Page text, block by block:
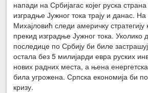
напади на Србијагас којег руска
изградње Јужног тока трају и данас.
Михајловић следи америчку
прекид изградње Јужног тока. Уколико
последице по Србију би биле
остала без 5 милијарди евра руских
нових радних места, а њена
била угрожена. Српска економија би
кризу.